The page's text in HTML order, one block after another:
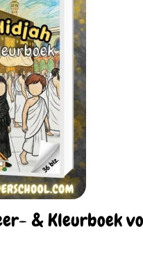
& Kleurboek